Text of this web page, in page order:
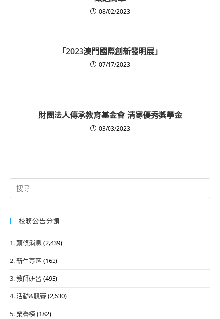
08/02/2023
「2023澳門國際創新發明展」
07/17/2023
財團法人傳承教育基金會-清寒優秀獎學金
03/03/2023
Search
for:
校務公告分類
1. 頭條消息 (2,439)
2. 新生專區 (163)
3. 教師研習 (493)
4. 活動&競賽(2,630)
5. 榮譽榜(182)